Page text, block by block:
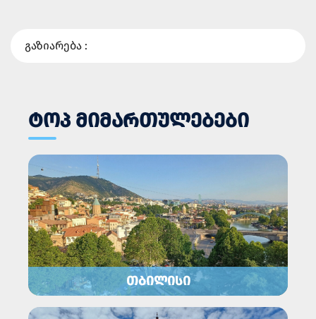
გაზიარება :
ᲢᲝᲞ ᲛᲘᲛᲐᲠᲗᲣᲚᲔᲑᲔᲑᲘ
ᲗᲑᲘᲚᲘᲡᲘ